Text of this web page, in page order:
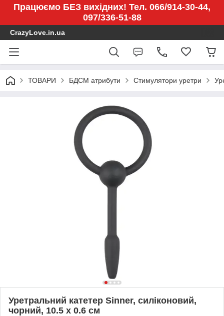
Працюємо БЕЗ вихідних! Тел. 066/914-30-44,
097/336-51-88
CrazyLove.in.ua
ТОВАРИ БДСМ атрибути Стимулятори уретри
Уретральний катетер Sinner, силіконовий,
чорний, 10.5 х 0.6 см